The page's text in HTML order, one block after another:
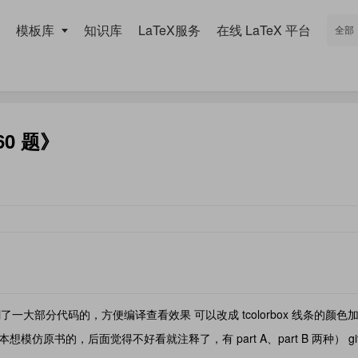
模板库 知识库 LaTeX服务 在线 LaTeX 平台
题》
大部分代码的，方便编译查看效果 可以改成 tcolorbox 线条的颜色加
模仿原书的，后面觉得不好看就注释了，有 part A、part B 两种）